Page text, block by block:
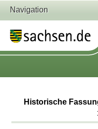
Navigation
Historische